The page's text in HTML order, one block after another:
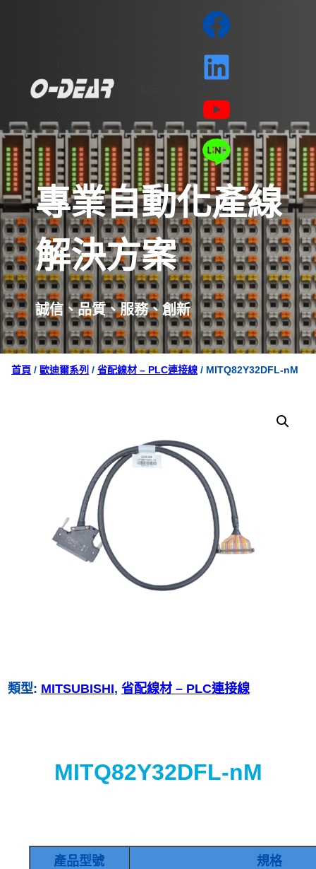
專業自動化產線
解決方案
誠信、品質、服務、創新
首頁 / 歐迪爾系列 / 省配線材 – PLC連接線 / MITQ82Y32DFL-nM
類型: MITSUBISHI, 省配線材 – PLC連接線
MITQ82Y32DFL-nM
產品型號 規格